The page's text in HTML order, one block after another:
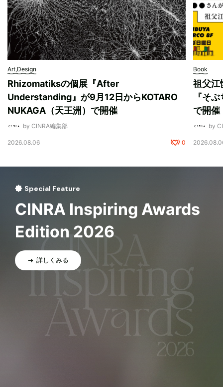
Art,Design
Rhizomatiksの個展『After
Understanding』が9月12日からKOTARO
NUKAGA（天王洲）で開催
by CINRA編集部
2026.08.06 0
Book
祖父江
『そ
で開催
by
Special Feature
CINRA Inspiring Awards
Edition 2026
詳しくみる